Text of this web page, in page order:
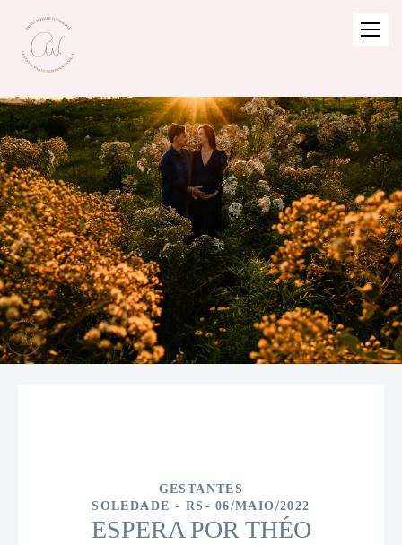
GESTANTES
SOLEDADE - RS
06/MAIO/2022
ESPERA POR THÉO